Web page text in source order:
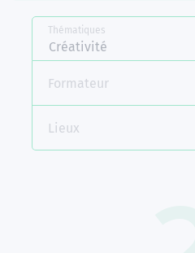
Thématiques
Créativité
Formateur
Lieux